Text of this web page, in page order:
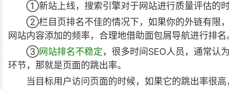
①新站上线，搜索引擎对于网站进行质量评估的
②栏目页排名不佳的情况下，如果你的外链有限
网站内容添加的频率，合理地借助面包屑导航进行排名
③网站排名不稳定，很多时间SEO人员，通常认
环节，那就是页面的跳出率。
当目标用户访问页面的时候，如果它的跳出率很